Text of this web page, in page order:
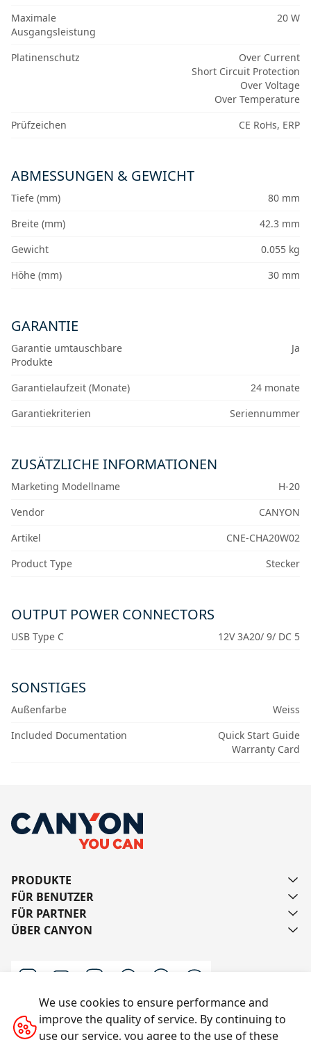
Maximale
Ausgangsleistung
20 W
Platinenschutz
Over Current
Short Circuit Protection
Over Voltage
Over Temperature
Prüfzeichen
CE RoHs, ERP
ABMESSUNGEN & GEWICHT
Tiefe (mm)
80 mm
Breite (mm)
42.3 mm
Gewicht
0.055 kg
Höhe (mm)
30 mm
GARANTIE
Garantie umtauschbare
Produkte
Ja
Garantielaufzeit (Monate)
24 monate
Garantiekriterien
Seriennummer
ZUSÄTZLICHE INFORMATIONEN
Marketing Modellname
H-20
Vendor
CANYON
Artikel
CNE-CHA20W02
Product Type
Stecker
OUTPUT POWER CONNECTORS
USB Type C 12V 3A20/ 9/ DC 5
SONSTIGES
Außenfarbe
Weiss
Included Documentation
Quick Start Guide
Warranty Card
PRODUKTE
FÜR BENUTZER
FÜR PARTNER
ÜBER CANYON
Schreiben Sie uns
We use cookies to ensure performance and
improve the quality of service. By continuing to
use our service, you agree to the use of these